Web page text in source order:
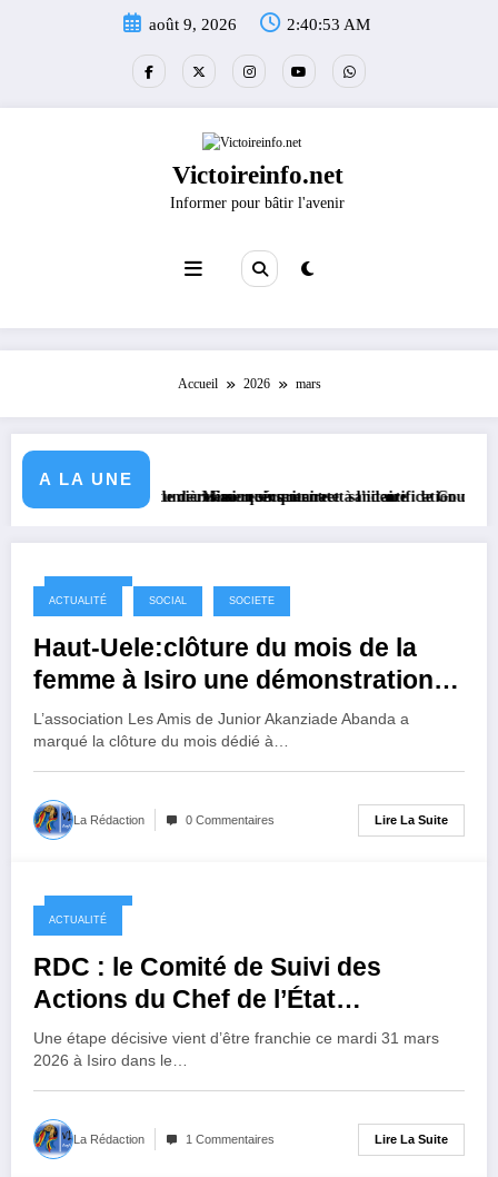
août 9, 2026 2:40:53 AM
Victoireinfo.net
Informer pour bâtir l'avenir
Accueil 2026 mars
A LA UNE
le deuxième quinquennat
au recensement et à l’identification de la population en
Mission sécuritaire et sanitaire : le Gouverneur Jean
4 mois ago
ACTUALITÉ SOCIAL SOCIETE
Haut-Uele:clôture du mois de la
femme à Isiro une démonstration
sociale signée Junior Akanziade
L’association Les Amis de Junior Akanziade Abanda a
marqué la clôture du mois dédié à…
La Rédaction 0 Commentaires Lire La Suite
4 mois ago
ACTUALITÉ
RDC : le Comité de Suivi des
Actions du Chef de l’État
(COSACE), coordination
provinciale du Haut-Uele, s’installe
officiellement et lance la phase
opérationnelle de sa mission de
veille
Une étape décisive vient d’être franchie ce mardi 31 mars
2026 à Isiro dans le…
La Rédaction 1 Commentaires Lire La Suite